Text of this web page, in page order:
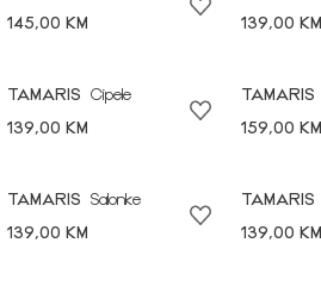
145,00 KM
139,00 KM
TAMARIS
Cipele
139,00 KM
TAMARIS
159,00 KM
TAMARIS
Salonke
139,00 KM
TAMARIS
139,00 KM